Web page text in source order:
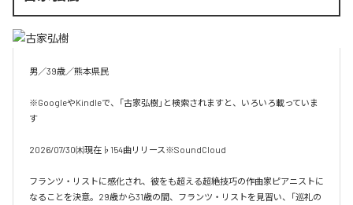
男／39歳／熊本県民
※GoogleやKindleで、「古家弘樹」と検索されますと、いろいろ載っていま
す
2026/07/30㈭現在♭154曲リリース※SoundCloud
フランツ・リストに感化され、彼をも超える超絶技巧の作曲家ピアニストに
なることを決意。29歳から31歳の間、フランツ・リストを見習い、「巡礼の